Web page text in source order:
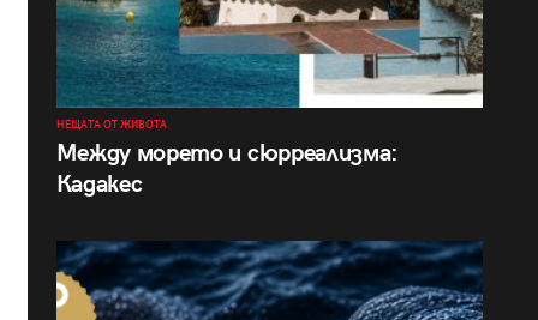
НЕЩАТА ОТ ЖИВОТА
Между морето и сюрреализма:
Кадакес